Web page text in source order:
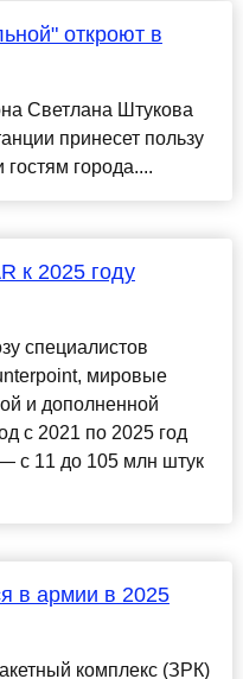
откроют в
Светлана Штукова
принесет пользу
города....
к 2025 году
специалистов
мировые
и дополненной
с 2021 по 2025 год
с 11 до 105 млн штук
в армии в 2025
комплекс (ЗРК)